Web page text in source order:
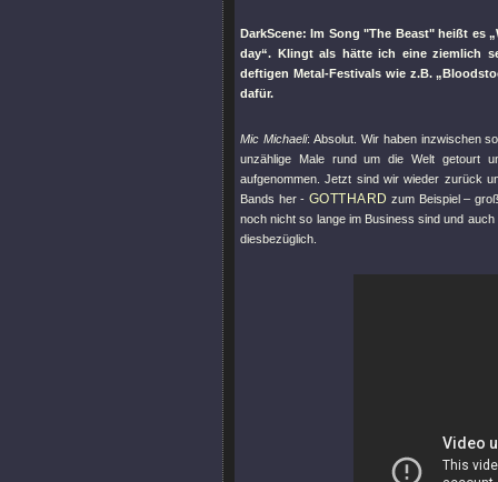
DarkScene: Im Song"The Beast"heißt es
day“. Klingt als hätte ich eine ziemlich
deftigen Metal-Festivals wie z.B.
dafür.
Mic Michaeli: Absolut. Wir haben inzwischen
unzählige Male rund um die Welt getourt
aufgenommen. Jetzt sind wir wieder zurück
Bands her - GOTTHARD zum Beispiel –
noch nicht so lange im Business sind und
diesbezüglich.